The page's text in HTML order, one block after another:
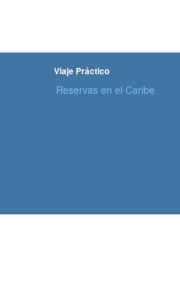
Viaje Práctico
Reservas en el Caribe